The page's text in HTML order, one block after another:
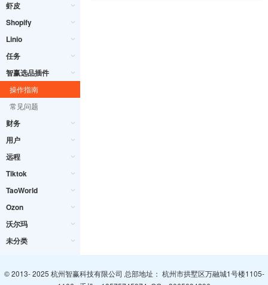
虾皮
Shopify
Linio
任务
智赢选品插件
操作指南
常见问题
财务
用户
远程
Tiktok
TaoWorld
Ozon
沃尔玛
未分类
© 2013- 2025 杭州智赢科技有限公司 总部地址： 杭州市拱墅区万融城1号楼1105-